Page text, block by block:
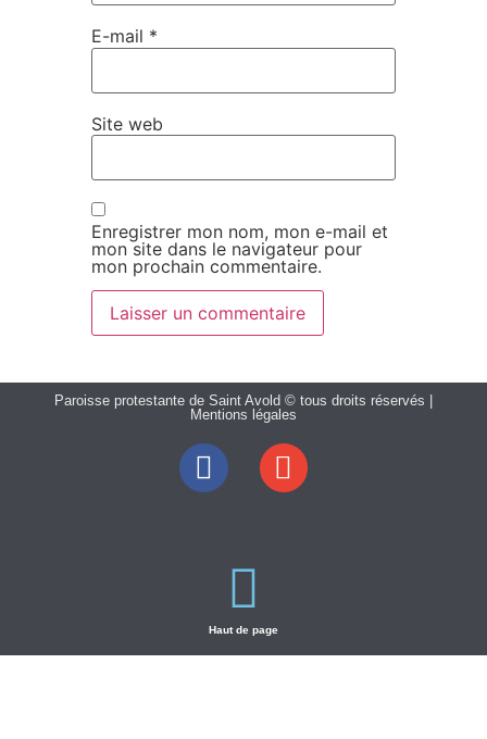
E-mail *
Site web
Enregistrer mon nom, mon e-mail et
mon site dans le navigateur pour
mon prochain commentaire.
Paroisse protestante de Saint Avold © tous droits réservés |
Mentions légales
Haut de page